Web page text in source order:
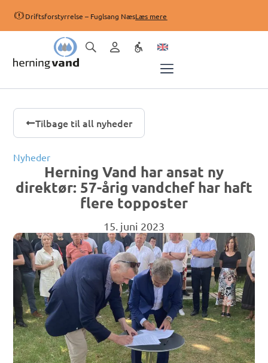
Driftsforstyrrelse – Fuglsang NæsLæs mere
Tilbage til all nyheder
Nyheder
Herning Vand har ansat ny
direktør: 57-årig vandchef har haft
flere topposter
15. juni 2023